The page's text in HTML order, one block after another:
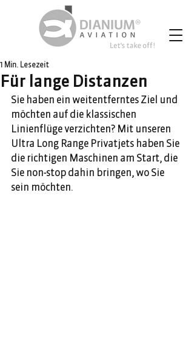
Für lange Distanzen
1 Min. Lesezeit
Sie haben ein weitentferntes Ziel und
möchten auf die klassischen
Linienflüge verzichten? Mit unseren
Ultra Long Range Privatjets haben Sie
die richtigen Maschinen am Start, die
Sie non-stop dahin bringen, wo Sie
sein möchten.